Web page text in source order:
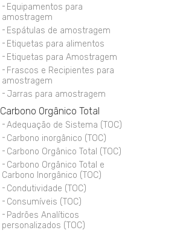
Equipamentos para
amostragem
Espátulas de amostragem
Etiquetas para alimentos
Etiquetas para Amostragem
Frascos e Recipientes para
amostragem
Jarras para amostragem
Carbono Orgânico Total
Adequação de Sistema (TOC)
Carbono inorgânico (TOC)
Carbono Orgânico Total (TOC)
Carbono Orgânico Total e
Carbono Inorgânico (TOC)
Condutividade (TOC)
Consumíveis (TOC)
Padrões Analíticos
personalizados (TOC)